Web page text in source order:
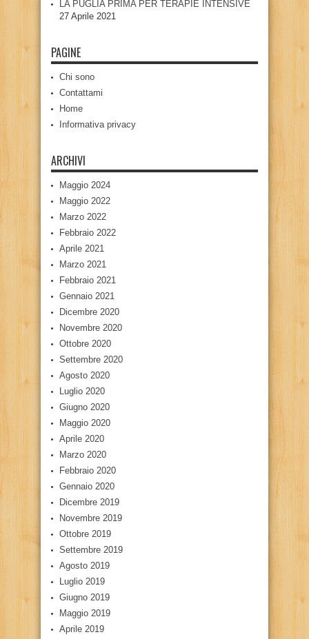
LA PUGLIA PRIMA PER TERAPIE INTENSIVE
27 Aprile 2021
PAGINE
Chi sono
Contattami
Home
Informativa privacy
ARCHIVI
Maggio 2024
Maggio 2022
Marzo 2022
Febbraio 2022
Aprile 2021
Marzo 2021
Febbraio 2021
Gennaio 2021
Dicembre 2020
Novembre 2020
Ottobre 2020
Settembre 2020
Agosto 2020
Luglio 2020
Giugno 2020
Maggio 2020
Aprile 2020
Marzo 2020
Febbraio 2020
Gennaio 2020
Dicembre 2019
Novembre 2019
Ottobre 2019
Settembre 2019
Agosto 2019
Luglio 2019
Giugno 2019
Maggio 2019
Aprile 2019